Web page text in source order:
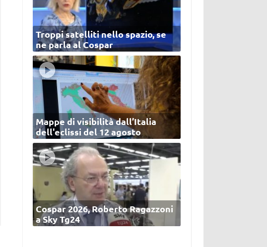
Troppi satelliti nello spazio, se
ne parla al Cospar
Mappe di visibilità dall’Italia
dell'eclissi del 12 agosto
Cospar 2026, Roberto Ragazzoni
a Sky Tg24